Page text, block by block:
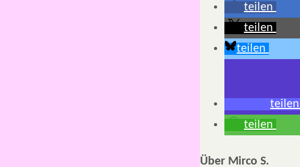
teilen
teilen
teilen
teilen
teilen
Über Mirco S.